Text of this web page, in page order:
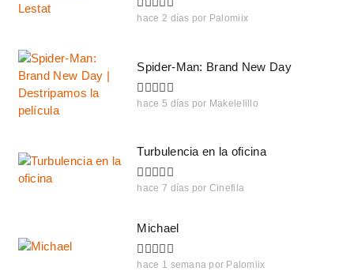
hace 2 días por Palomiix
Spider-Man: Brand New Day
hace 5 días por Makelelillo
Turbulencia en la oficina
hace 7 días por Cinefila
Michael
hace 1 semana por Palomiix